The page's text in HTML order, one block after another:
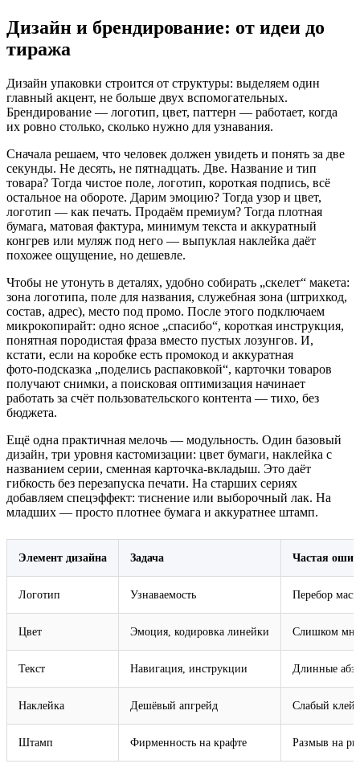
Дизайн и брендирование: от идеи до
тиража
Дизайн упаковки строится от структуры: выделяем один
главный акцент, не больше двух вспомогательных.
Брендирование — логотип, цвет, паттерн — работает, когда
их ровно столько, сколько нужно для узнавания.
Сначала решаем, что человек должен увидеть и понять за две
секунды. Не десять, не пятнадцать. Две. Название и тип
товара? Тогда чистое поле, логотип, короткая подпись, всё
остальное на обороте. Дарим эмоцию? Тогда узор и цвет,
логотип — как печать. Продаём премиум? Тогда плотная
бумага, матовая фактура, минимум текста и аккуратный
конгрев или муляж под него — выпуклая наклейка даёт
похожее ощущение, но дешевле.
Чтобы не утонуть в деталях, удобно собирать „скелет“ макета:
зона логотипа, поле для названия, служебная зона (штрихкод,
состав, адрес), место под промо. После этого подключаем
микрокопирайт: одно ясное „спасибо“, короткая инструкция,
понятная породистая фраза вместо пустых лозунгов. И,
кстати, если на коробке есть промокод и аккуратная
фото‑подсказка „поделись распаковкой“, карточки товаров
получают снимки, а поисковая оптимизация начинает
работать за счёт пользовательского контента — тихо, без
бюджета.
Ещё одна практичная мелочь — модульность. Один базовый
дизайн, три уровня кастомизации: цвет бумаги, наклейка с
названием серии, сменная карточка‑вкладыш. Это даёт
гибкость без перезапуска печати. На старших сериях
добавляем спецэффект: тиснение или выборочный лак. На
младших — просто плотнее бумага и аккуратнее штамп.
Элемент дизайна Задача Частая
Логотип Узнаваемость Перебор
Цвет Эмоция, кодировка линейки Слишком
Текст Навигация, инструкции Длинные
Наклейка Дешёвый апгрейд Слабый
Штамп Фирменность на крафте Размыв на